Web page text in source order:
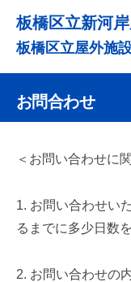
へ
板橋区立新河
板橋区立屋外施
お問合わせ
お
合
わ
せ
＜お問い合わせに
1. お問い合わせい
るまでに多少日数
2. お問い合わせの